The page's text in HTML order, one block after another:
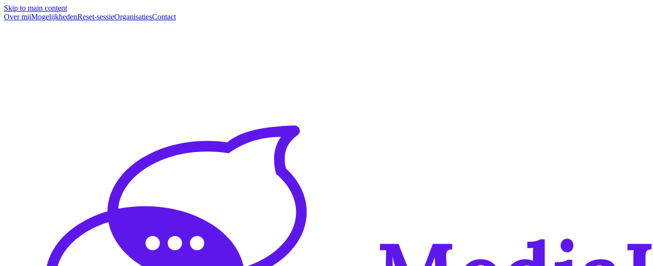
Skip to main content
Over mijMogelijkhedenReset-sessieOrganisatiesContact